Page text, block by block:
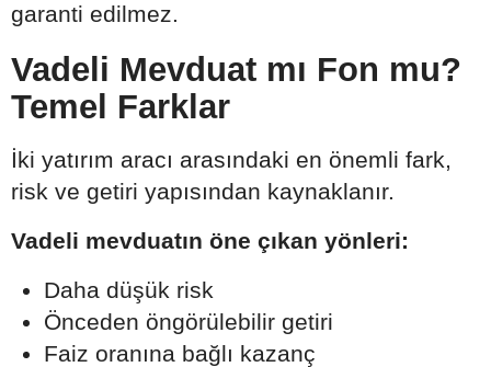
garanti edilmez.
Vadeli Mevduat mı Fon mu?
Temel Farklar
İki yatırım aracı arasındaki en önemli fark,
risk ve getiri yapısından kaynaklanır.
Vadeli mevduatın öne çıkan yönleri:
Daha düşük risk
Önceden öngörülebilir getiri
Faiz oranına bağlı kazanç